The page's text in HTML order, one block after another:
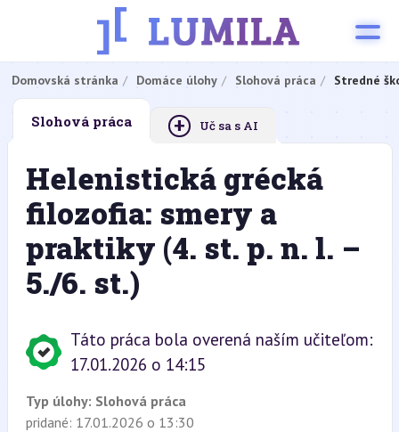
Domovská stránka Domáce úlohy Slohová práca Stredné
Slohová práca + Uč sa s AI
Helenistická grécká
filozofia: smery a
praktiky (4. st. p. n. l. –
5./6. st.)
Táto práca bola overená naším učiteľom:
17.01.2026 o 14:15
Typ úlohy: Slohová práca
pridané: 17.01.2026 o 13:30